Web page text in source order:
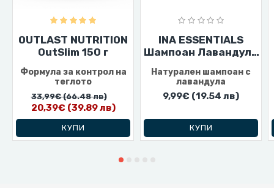
OUTLAST NUTRITION
OutSlim 150 г
Формула за контрол на
теглото
20,39€ (39.89 лв)
33,99€(66.48 лв)
КУПИ
INA ESSENTIALS
Шампоан Лавандула
Натурален шампоан с
лавандула
9,99€ (19.54 лв)
КУПИ